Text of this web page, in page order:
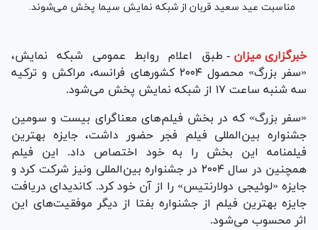
مناسبت عید سعید قربان از شبکه نمایش سیما پخش می‌شوند.
خبرگزاری میزان - طبق اعلام روابط عمومی شبکه نمایش،
«سفر بزرگ» محصول ۲۰۰۴ کشور‌های فرانسه، مراکش و ترکیه
سه شنبه ساعت ۱۷ از شبکه نمایش پخش می‌شود.
«سفر بزرگ» که در بخش فیلم‌های معناگرای بیست و سومین
جشنواره بین‌المللی فیلم فجر حضور داشت، جایزه بهترین
فیلمنامه این بخش را به خود اختصاص داد. این فیلم
همچنین در سال ۲۰۰۴ در جشنواره بین‌المللی ونیز شرکت کرد و
جایزه «لوئیجی دولارنتیس» را از آن خود کرد. کاندیدای دریافت
جایزه بهترین فیلم از جشنواره بفتا از دیگر موفقیت‌های این
اثر محسوب می‌شود.